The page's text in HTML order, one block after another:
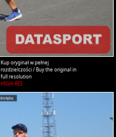
Kup oryginał w pełnej
rozdzielczości / Buy the original in
full resolution
HIGH-RES